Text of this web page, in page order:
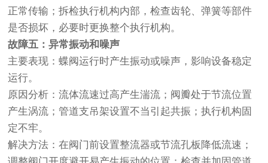
正常传输；拆检执行机构内部，检查齿轮、弹簧等部件
是否损坏，必要时更换整个执行机构。
故障五：异常振动和噪声
主要表现：蝶阀运行时产生振动或噪声，影响设备稳定
运行。
原因分析：流体流速过高产生湍流；阀瓣处于节流位置
产生涡流；管道支吊架设置不当引起共振；执行机构固
定不牢。
解决方法：在阀门前设置整流器或节流孔板降低流速；